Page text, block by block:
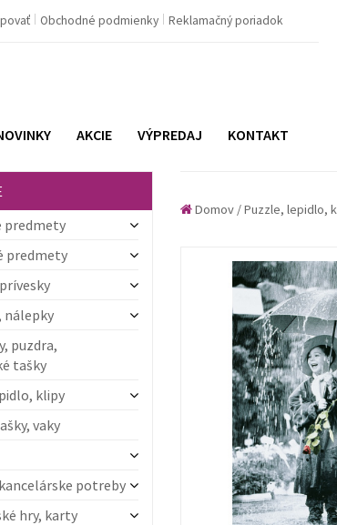
Obchodné podmienky Reklamačný poriadok
AKCIE VÝPREDAJ KONTAKT
predmety
predmety
nálepky
puzdra,
tašky
klipy
vaky
potreby
hry, karty
Domov/Puzzle, lepidlo,